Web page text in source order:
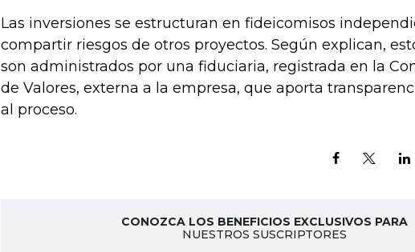
Las inversiones se estructuran en fideicomisos
compartir riesgos de otros proyectos. Según explican,
son administrados por una fiduciaria, registrada en la
de Valores, externa a la empresa, que aporta
al proceso.
CONOZCA LOS BENEFICIOS EXCLUSIVOS PARA
NUESTROS SUSCRIPTORES